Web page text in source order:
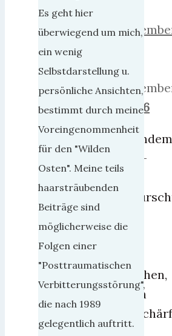
25.
20186
Nachdem
Tier-
Wochen,
noch
Es geht hier
überwiegend um mich,
ein wenig
Selbstdarstellung u.
persönliche Ansichten,
bestimmt durch meine
Voreingenommenheit
für den "Wilden
Osten". Meine teils
haarsträubenden
Beiträge sind
möglicherweise die
Folgen einer
"Posttraumatischen
Verbitterungsstörung",
die nach 1989
gelegentlich auftritt.